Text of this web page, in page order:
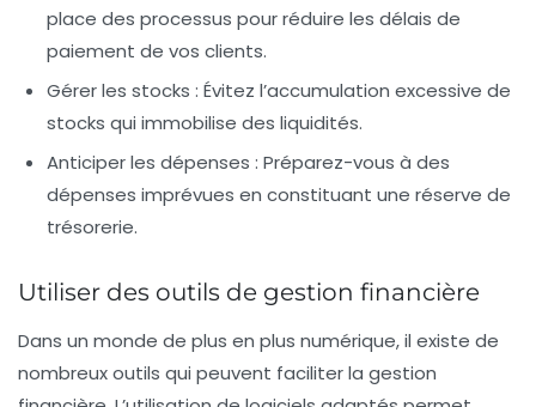
place des processus pour réduire les délais de
paiement de vos clients.
Gérer les stocks : Évitez l’accumulation excessive de
stocks qui immobilise des liquidités.
Anticiper les dépenses : Préparez-vous à des
dépenses imprévues en constituant une réserve de
trésorerie.
Utiliser des outils de gestion financière
Dans un monde de plus en plus numérique, il existe de
nombreux outils qui peuvent faciliter la gestion